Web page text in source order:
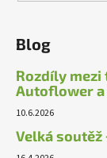
Blog
Rozdíly mezi
Autoflower a
10.6.2026
Velká soutěž